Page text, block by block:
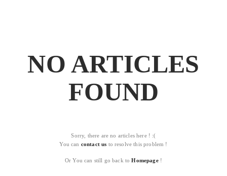
NO ARTICLES
FOUND
Sorry, there are no articles here ! :(
You can contact us to resolve this problem !
Or You can still go back toHomepage!